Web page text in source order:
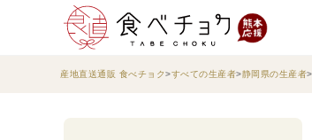
産地直送通販 食べチョク すべての生産者 静岡県の生産者